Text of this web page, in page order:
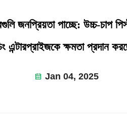
জনপ্রিয়তা পাচ্ছে: উচ্চ-চাপ
এন্টারপ্রাইজকে ক্ষমতা প্রদান
Jan 04, 2025